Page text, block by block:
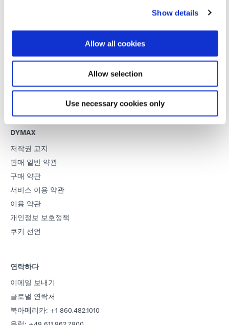
Show details
Allow all cookies
Allow selection
Use necessary cookies only
화 시스템을 개발하여 제조 효율성을 획기적으로 개선합니다.
이 사이트는 reCAPTCHA 및Google 개인정보 보호정책
비스 약관적용하다.
DYMAX
저작권 고지
판매 일반 약관
구매 약관
서비스 이용 약관
이용 약관
개인정보 보호정책
쿠키 선언
연락하다
이메일 보내기
글로벌 연락처
북아메리카: +1 860.482.1010